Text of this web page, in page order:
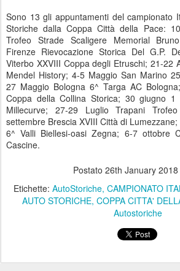
Sono 13 gli appuntamenti del campionato
Storiche dalla Coppa Città della Pace:
Trofeo Strade Scaligere Memorial
Firenze Rievocazione Storica Del G.P.
Viterbo XXVIII Coppa degli Etruschi; 21-22
Mendel History; 4-5 Maggio San Marino
27 Maggio Bologna 6^ Targa AC
Coppa della Collina Storica; 30 giugno
Millecurve; 27-29 Luglio Trapani
settembre Brescia XVIII Città di
6^ Valli Biellesi-oasi Zegna; 6-7 ottobre
Cascine.
Postato 26th January 2018
Etichette: AutoStoriche CAMPIONATO
AUTO STORICHE COPPA CITTA'
Autostoriche